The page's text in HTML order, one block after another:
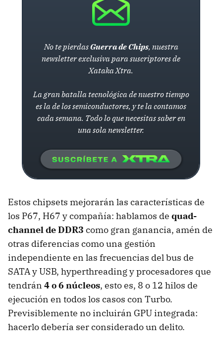
No te pierdasGuerra de Chips, nuestra
newsletter exclusiva para suscriptores de
Xataka Xtra.
La gran batalla tecnológica de nuestro tiempo
es la de los semiconductores, y te la contamos
cada semana. Todo lo que necesitas saber en
una sola newsletter.
Estos chipsets mejorarán las características de
los P67, H67 y compañía: hablamos de quad-
channel de DDR3 como gran ganancia, amén de
otras diferencias como una gestión
independiente en las frecuencias del bus de
SATAyUSB, hyperthreading y procesadores que
tendrán 4 o 6 núcleos, esto es, 8 o 12 hilos de
ejecución en todos los casos con Turbo.
Previsiblemente no incluirán GPU integrada:
hacerlo debería ser considerado un delito.